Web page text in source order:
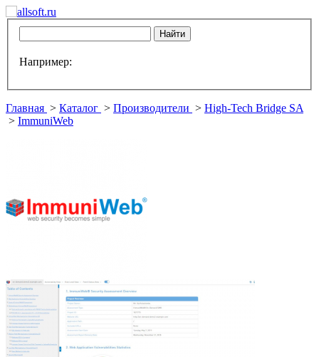
Например:
Главная > Каталог > Производители > High-Tech Bridge SA
> ImmuniWeb